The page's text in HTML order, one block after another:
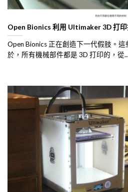
Open Bionics 利用 Ultimaker 3D 打
Open Bionics 正在創造下一代假肢。
於，所有機械部件都是 3D 打印的，從